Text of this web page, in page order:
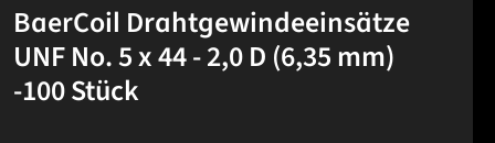
BaerCoil Drahtgewindeeinsätze
UNF No. 5 x 44 - 2,0 D (6,35 mm)
-100 Stück